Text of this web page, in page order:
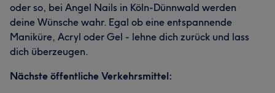
oder so, bei Angel Nails in Köln-Dünnwald werden
deine Wünsche wahr. Egal ob eine entspannende
Maniküre, Acryl oder Gel - lehne dich zurück und lass
dich überzeugen.
Nächste öffentliche Verkehrsmittel: